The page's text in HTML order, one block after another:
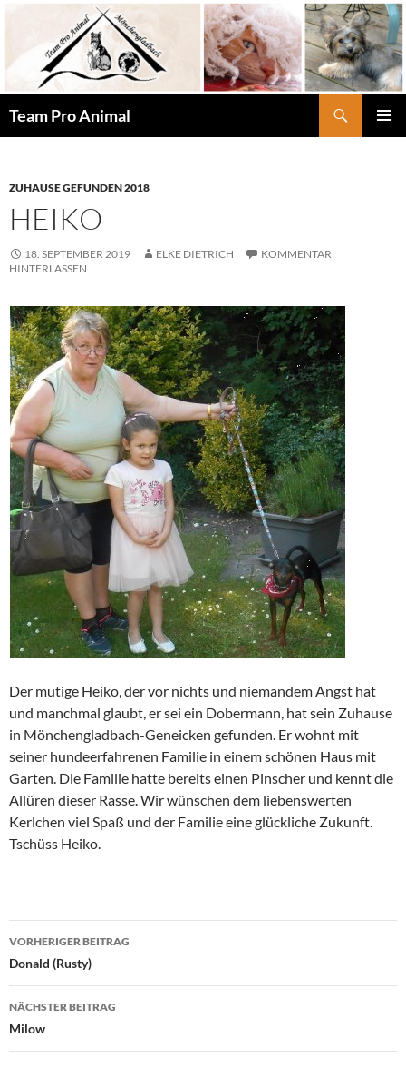
springen
Team Pro Animal
ZUHAUSE GEFUNDEN 2018
HEIKO
18. SEPTEMBER 2019 ELKE DIETRICH
KOMMENTAR
HINTERLASSEN
Der mutige Heiko, der vor nichts und niemandem Angst hat
und manchmal glaubt, er sei ein Dobermann, hat sein Zuhause
in Mönchengladbach-Geneicken gefunden. Er wohnt mit
seiner hundeerfahrenen Familie in einem schönen Haus mit
Garten. Die Familie hatte bereits einen Pinscher und kennt die
Allüren dieser Rasse. Wir wünschen dem liebenswerten
Kerlchen viel Spaß und der Familie eine glückliche Zukunft.
Tschüss Heiko.
Beitragsnavigation
VORHERIGER BEITRAG
Donald (Rusty)
NÄCHSTER BEITRAG
Milow